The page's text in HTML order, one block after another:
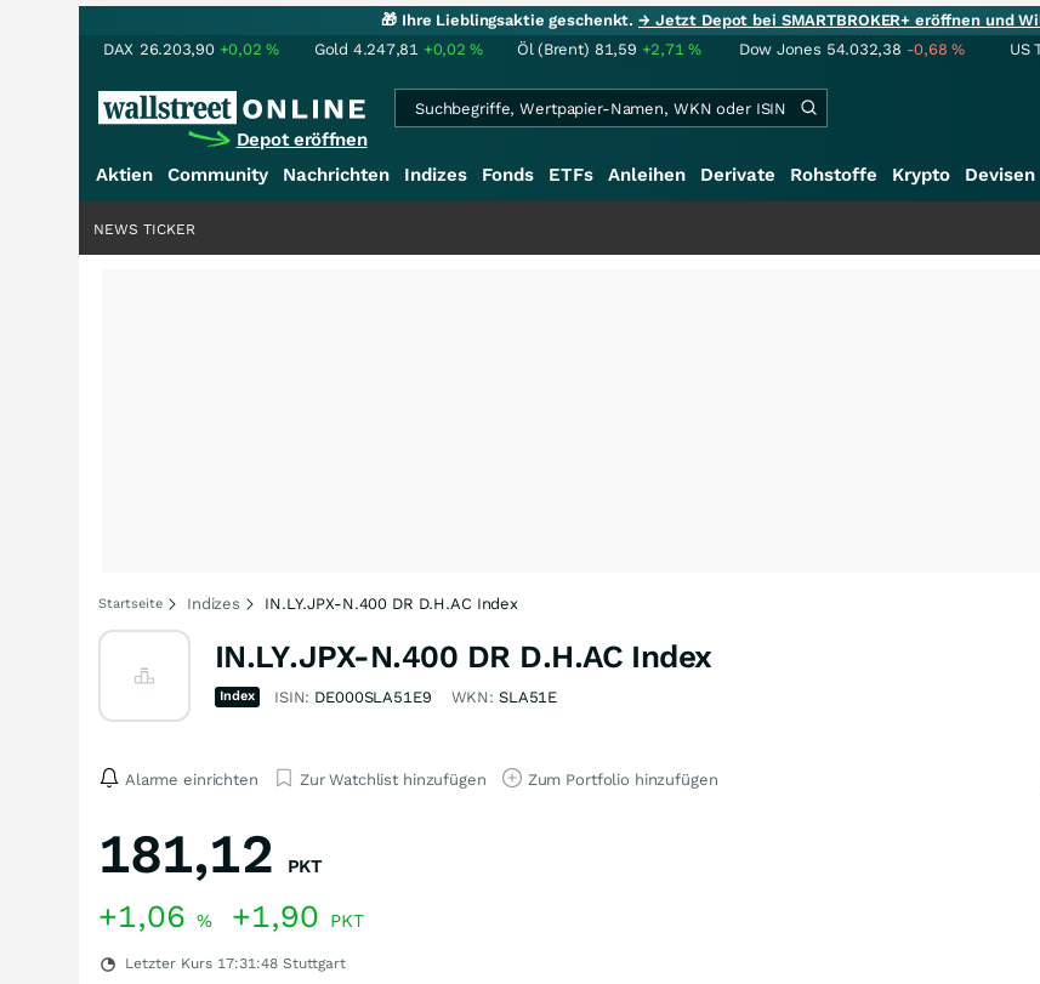
🎁 Ihre Lieblingsaktie geschenkt.→ Jetzt Depot bei SMARTBROKER+ eröffnen und
DAX 26.203,90 +0,02% Gold 4.247,81 +0,02% Öl (Brent) 81,59 +2,71% Dow Jones 54.032,38 -0,68% US
Depot eröffnen
Aktien Community Nachrichten Indizes Fonds ETFs Anleihen Derivate Rohstoffe Krypto Devisen
NEWS TICKER
Startseite Indizes IN.LY.JPX-N.400 DR D.H.AC Index
IN.LY.JPX-N.400 DR D.H.AC Index
Index ISIN: DE000SLA51E9 WKN: SLA51E
Alarme einrichten Zur Watchlist hinzufügen Zum Portfolio hinzufügen
181,12 PKT
+1,06 % +1,90 PKT
Letzter Kurs 17:31:48 Stuttgart